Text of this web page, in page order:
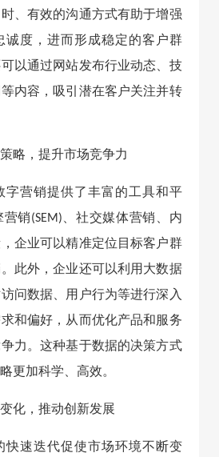
、有效的沟通方式有助于增强
诚度，进而形成稳定的客户群
以通过网站发布行业动态、技
内容，吸引潜在客户关注并转
，提升市场竞争力
营销提供了丰富的工具和平
销(SEM)、社交媒体营销、内
企业可以精准定位目标客户群
此外，企业还可以利用大数据
问数据、用户行为等进行深入
和偏好，从而优化产品和服务
力。这种基于数据的决策方式
更加科学、高效。
，推动创新发展
速迭代促使市场环境不断变